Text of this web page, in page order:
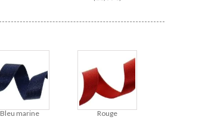
Bleu marine Rouge